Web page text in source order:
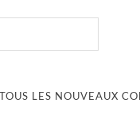
LES NOUVEAUX